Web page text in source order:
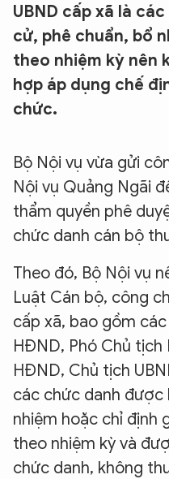
UBND cấp xã là
cử, phê chuẩn, bổ
theo nhiệm kỳ nên
hợp áp dụng chế
chức.
Bộ Nội vụ vừa gửi
Nội vụ Quảng Ngãi
thẩm quyền phê
chức danh cán bộ
Theo đó, Bộ Nội vụ
Luật Cán bộ, công
cấp xã, bao gồm
HĐND, Phó Chủ
HĐND, Chủ tịch
các chức danh được
nhiệm hoặc chỉ định
theo nhiệm kỳ và
chức danh, không